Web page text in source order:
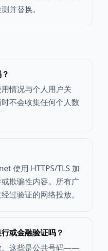
并替换。
情况与个人用户关
不会收集任何个人数
使用 HTTPS/TLS 加
欺骗性内容。所有广
过验证的网络投放。
或金融验证吗？
。这些是公共号码——